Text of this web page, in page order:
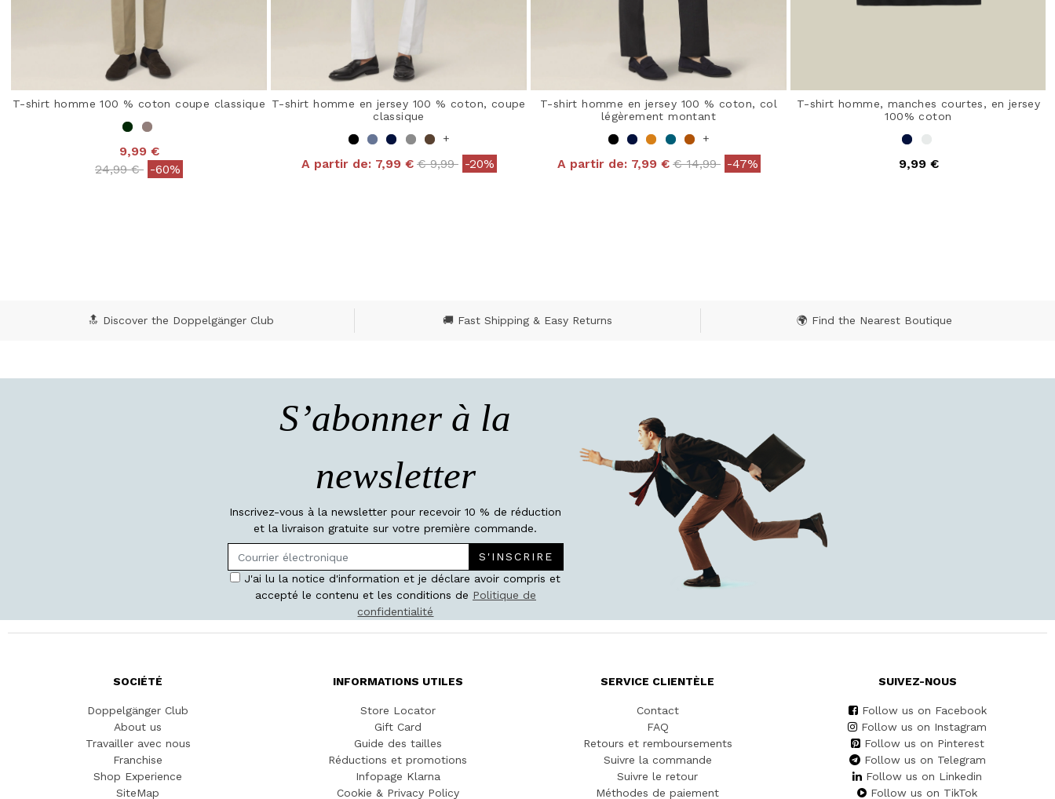
T-shirt homme 100 % coton coupe classique
9,99 €
Price reduced from
24,99 €to-60%
T-shirt homme en jersey 100 % coton, coupe
classique
+
A partir de: 7,99 € Price reduced from
€ 9,99to-20%
T-shirt homme en jersey 100 % coton, col
légèrement montant
+
A partir de: 7,99 € Price reduced from
€ 14,99to-47%
T-shirt homme, manches courtes, en jersey
100% coton
9,99 €
🔝 Discover the Doppelgänger Club 🚚 Fast Shipping & Easy Returns 🌍 Find the Nearest Boutique
S’abonner à la
newsletter
Inscrivez-vous à la newsletter pour recevoir 10 % de réduction
et la livraison gratuite sur votre première commande.
S'INSCRIRE
J'ai lu la notice d'information et je déclare avoir compris et
accepté le contenu et les conditions de Politique de
confidentialité
SOCIÉTÉ
Doppelgänger Club
About us
Travailler avec nous
Franchise
Shop Experience
SiteMap
INFORMATIONS UTILES
Store Locator
Gift Card
Guide des tailles
Réductions et promotions
Infopage Klarna
Cookie & Privacy Policy
SERVICE CLIENTÈLE
Contact
FAQ
Retours et remboursements
Suivre la commande
Suivre le retour
Méthodes de paiement
SUIVEZ-NOUS
Follow us on Facebook
Follow us on Instagram
Follow us on Pinterest
Follow us on Telegram
Follow us on Linkedin
Follow us on TikTok